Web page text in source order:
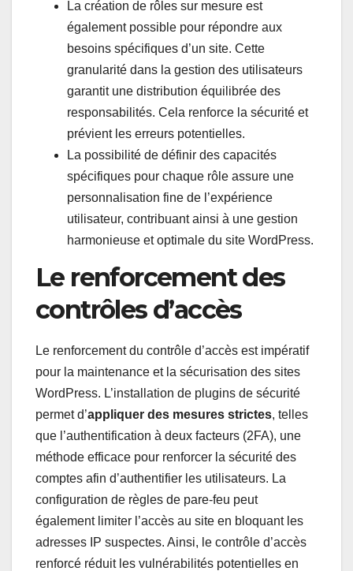
La création de rôles sur mesure est
également possible pour répondre aux
besoins spécifiques d’un site. Cette
granularité dans la gestion des utilisateurs
garantit une distribution équilibrée des
responsabilités. Cela renforce la sécurité et
prévient les erreurs potentielles.
La possibilité de définir des capacités
spécifiques pour chaque rôle assure une
personnalisation fine de l’expérience
utilisateur, contribuant ainsi à une gestion
harmonieuse et optimale du site WordPress.
Le renforcement des
contrôles d’accès
Le renforcement du contrôle d’accès est impératif
pour la maintenance et la sécurisation des sites
WordPress. L’installation de plugins de sécurité
permet d’appliquer des mesures strictes, telles
que l’authentification à deux facteurs (2FA), une
méthode efficace pour renforcer la sécurité des
comptes afin d’authentifier les utilisateurs. La
configuration de règles de pare-feu peut
également limiter l’accès au site en bloquant les
adresses IP suspectes. Ainsi, le contrôle d’accès
renforcé réduit les vulnérabilités potentielles en